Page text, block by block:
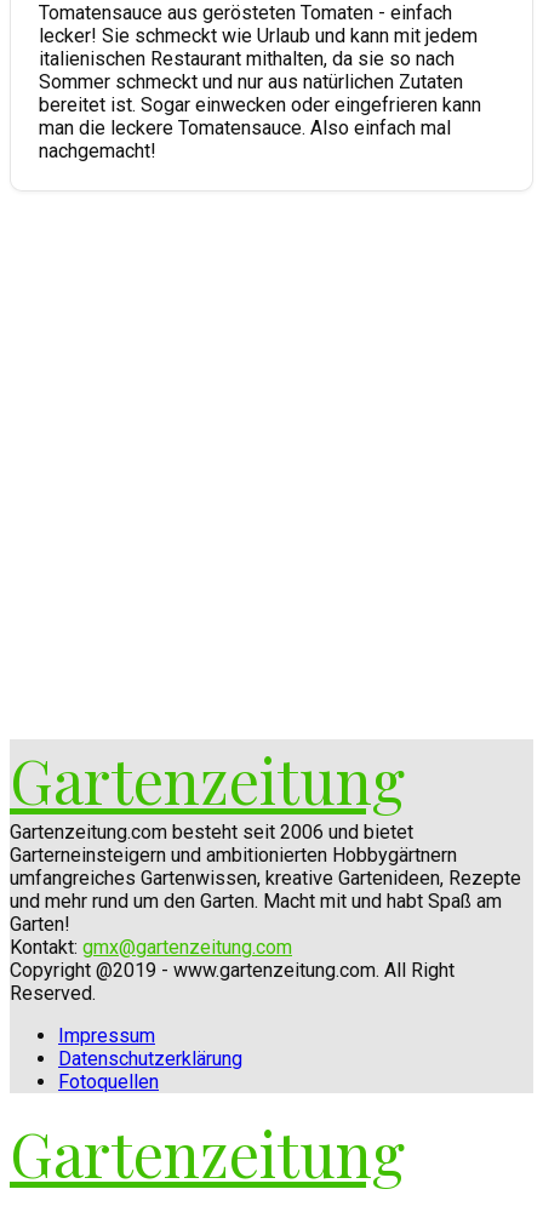
Tomatensauce aus gerösteten Tomaten - einfach
lecker! Sie schmeckt wie Urlaub und kann mit jedem
italienischen Restaurant mithalten, da sie so nach
Sommer schmeckt und nur aus natürlichen Zutaten
bereitet ist. Sogar einwecken oder eingefrieren kann
man die leckere Tomatensauce. Also einfach mal
nachgemacht!
Gartenzeitung
Gartenzeitung.com besteht seit 2006 und bietet
Garterneinsteigern und ambitionierten Hobbygärtnern
umfangreiches Gartenwissen, kreative Gartenideen, Rezepte
und mehr rund um den Garten. Macht mit und habt Spaß am
Garten!
Kontakt: gmx@gartenzeitung.com
Copyright @2019 - www.gartenzeitung.com. All Right
Reserved.
Impressum
Datenschutzerklärung
Fotoquellen
Gartenzeitung